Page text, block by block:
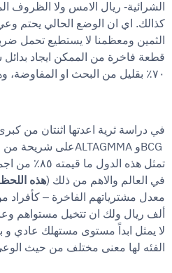
الشرائية- ريال الامس ولا الظروف
كذالك. اي ان الوضع الحالي يحتم
الثمين ومعظمنا لا يستطيع تحمل
قطعة فاخرة من الممكن ايجاد بدائل
٧٠٪ بقليل من البحث او المفاوضة، وهو ما ندعو دائما ً للتأمل فيه
في دراسة ثرية اعدتها اثنتان من
BCGو ALTAGMMA
تمثل هذه
في العالم والاهم من ذلك )هذه
ألف ريال ولك ان تتخيل مستواهم
لا يمثل ابداً مستوى مستهلك عادي و
الفئه لها معنى مختلف من حيث